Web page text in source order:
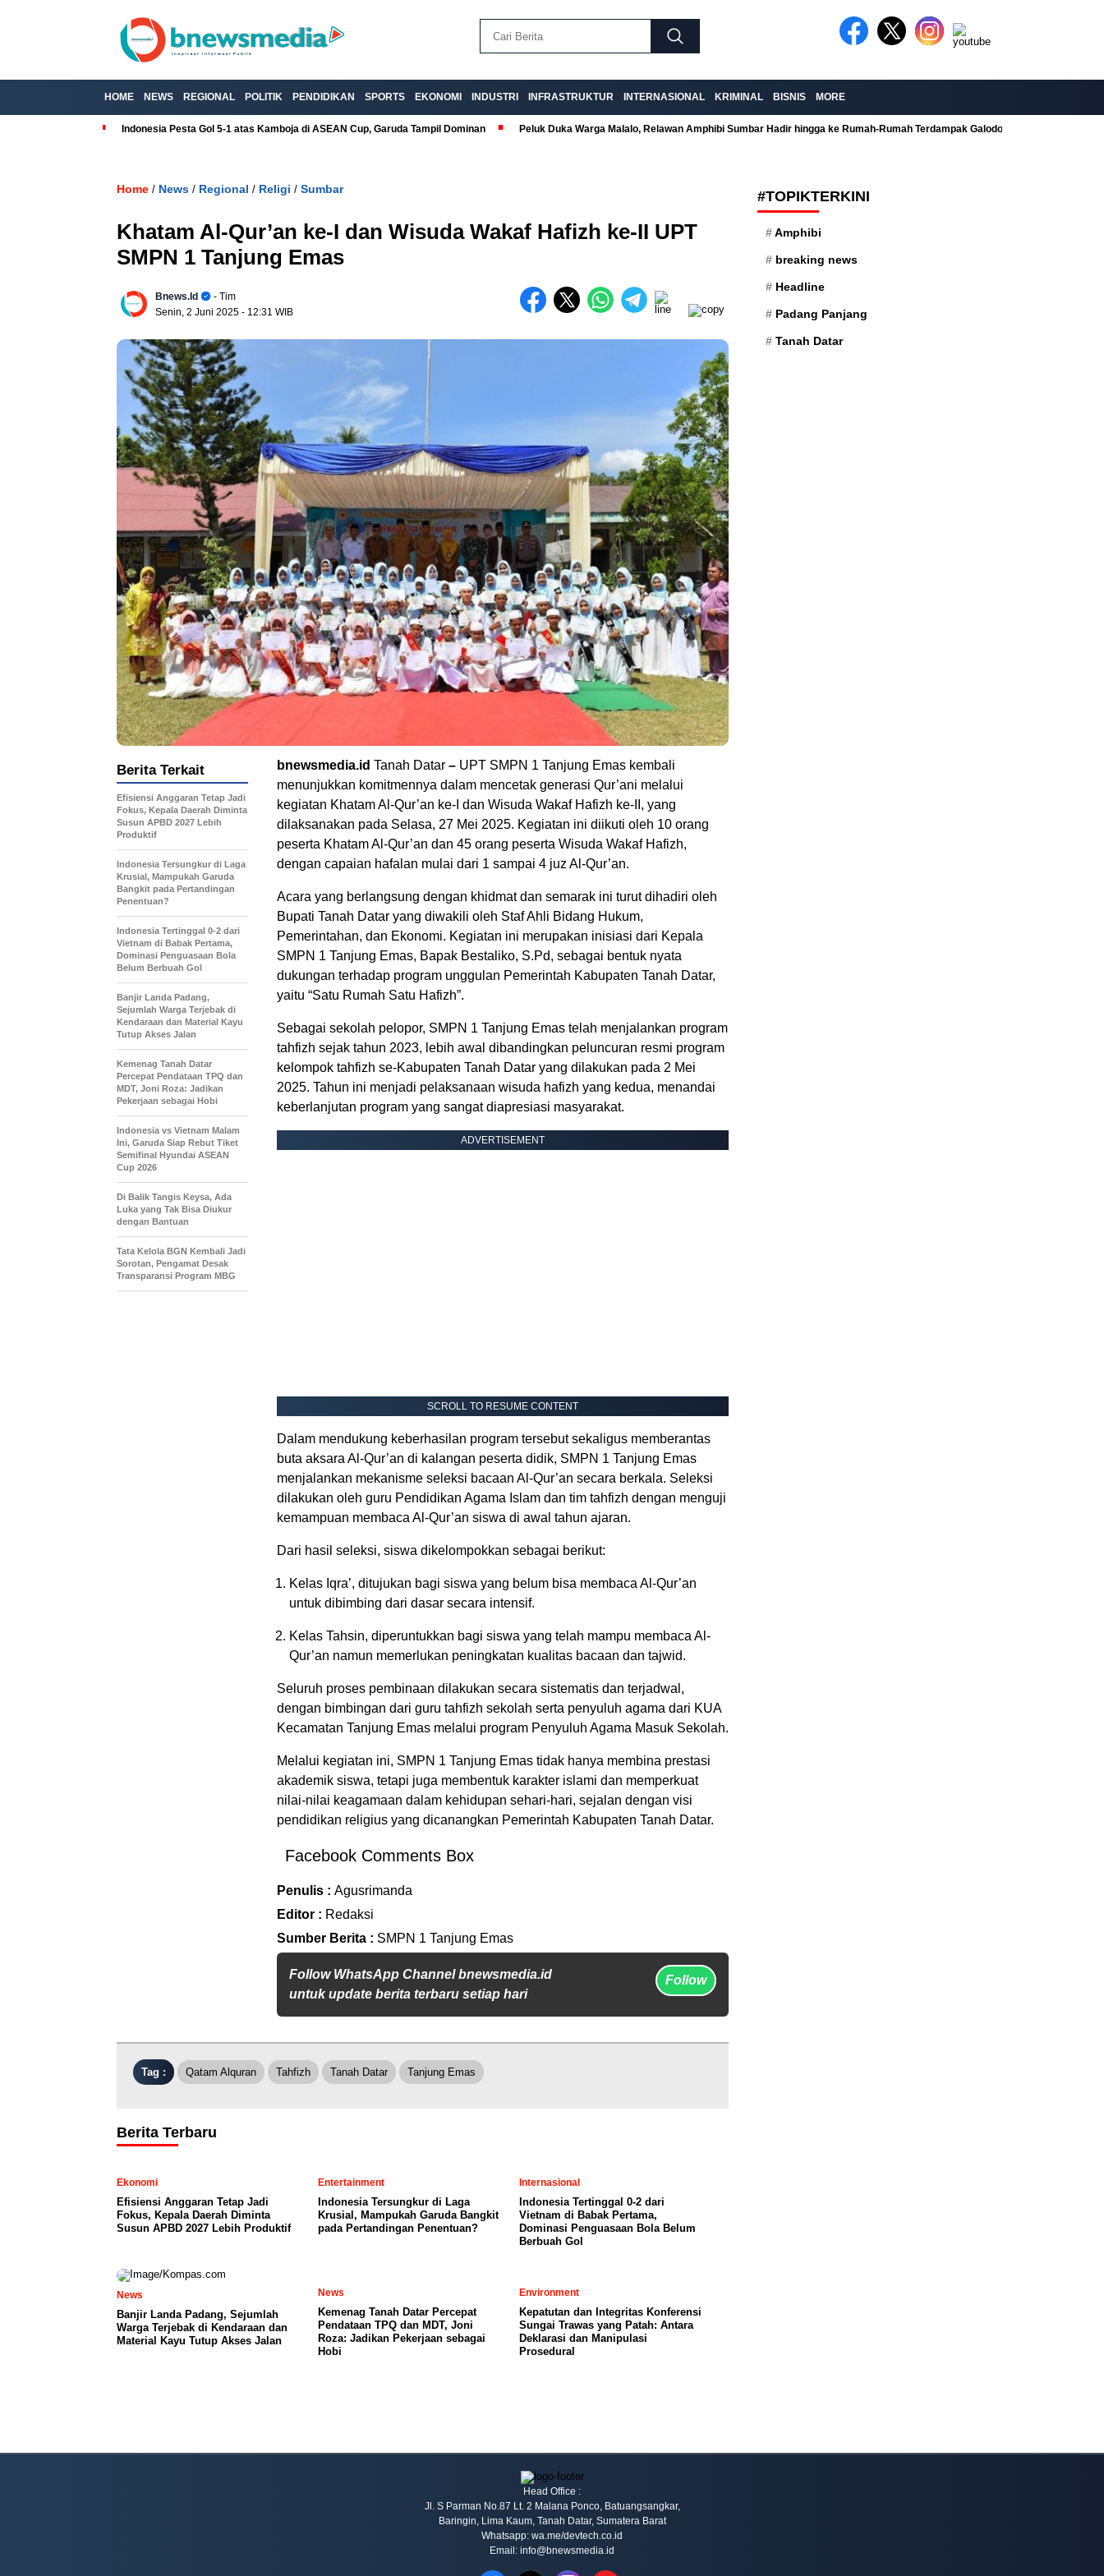
HOME NEWS REGIONAL POLITIK PENDIDIKAN SPORTS EKONOMI INDUSTRI INFRASTRUKTUR INTERNASIONAL KRIMINAL BISNIS MORE
Indonesia Pesta Gol 5-1 atas Kamboja di ASEAN Cup, Garuda Tampil Dominan Peluk Duka Warga Malalo, Relawan Amphibi Sumbar Hadir hingga ke Rumah-Rumah Terdampak Galodo
Home / News / Regional / Religi / Sumbar
Khatam Al-Qur’an ke-I dan Wisuda Wakaf Hafizh ke-II UPT
SMPN 1 Tanjung Emas
Bnews.id
- Tim
Senin, 2 Juni 2025 - 12:31 WIB
bnewsmedia.id Tanah Datar – UPT SMPN 1 Tanjung Emas kembali
menunjukkan komitmennya dalam mencetak generasi Qur’ani melalui
kegiatan Khatam Al-Qur’an ke-I dan Wisuda Wakaf Hafizh ke-II, yang
dilaksanakan pada Selasa, 27 Mei 2025. Kegiatan ini diikuti oleh 10 orang
peserta Khatam Al-Qur’an dan 45 orang peserta Wisuda Wakaf Hafizh,
dengan capaian hafalan mulai dari 1 sampai 4 juz Al-Qur’an.
Acara yang berlangsung dengan khidmat dan semarak ini turut dihadiri oleh
Bupati Tanah Datar yang diwakili oleh Staf Ahli Bidang Hukum,
Pemerintahan, dan Ekonomi. Kegiatan ini merupakan inisiasi dari Kepala
SMPN 1 Tanjung Emas, Bapak Bestaliko, S.Pd, sebagai bentuk nyata
dukungan terhadap program unggulan Pemerintah Kabupaten Tanah Datar,
yaitu “Satu Rumah Satu Hafizh”.
Sebagai sekolah pelopor, SMPN 1 Tanjung Emas telah menjalankan program
tahfizh sejak tahun 2023, lebih awal dibandingkan peluncuran resmi program
kelompok tahfizh se-Kabupaten Tanah Datar yang dilakukan pada 2 Mei
2025. Tahun ini menjadi pelaksanaan wisuda hafizh yang kedua, menandai
keberlanjutan program yang sangat diapresiasi masyarakat.
ADVERTISEMENT
SCROLL TO RESUME CONTENT
Dalam mendukung keberhasilan program tersebut sekaligus memberantas
buta aksara Al-Qur’an di kalangan peserta didik, SMPN 1 Tanjung Emas
menjalankan mekanisme seleksi bacaan Al-Qur’an secara berkala. Seleksi
dilakukan oleh guru Pendidikan Agama Islam dan tim tahfizh dengan menguji
kemampuan membaca Al-Qur’an siswa di awal tahun ajaran.
Dari hasil seleksi, siswa dikelompokkan sebagai berikut:
Kelas Iqra’, ditujukan bagi siswa yang belum bisa membaca Al-Qur’an
untuk dibimbing dari dasar secara intensif.
Kelas Tahsin, diperuntukkan bagi siswa yang telah mampu membaca Al-
Qur’an namun memerlukan peningkatan kualitas bacaan dan tajwid.
Seluruh proses pembinaan dilakukan secara sistematis dan terjadwal,
dengan bimbingan dari guru tahfizh sekolah serta penyuluh agama dari KUA
Kecamatan Tanjung Emas melalui program Penyuluh Agama Masuk Sekolah.
Melalui kegiatan ini, SMPN 1 Tanjung Emas tidak hanya membina prestasi
akademik siswa, tetapi juga membentuk karakter islami dan memperkuat
nilai-nilai keagamaan dalam kehidupan sehari-hari, sejalan dengan visi
pendidikan religius yang dicanangkan Pemerintah Kabupaten Tanah Datar.
Facebook Comments Box
Penulis : Agusrimanda
Editor : Redaksi
Sumber Berita : SMPN 1 Tanjung Emas
Follow WhatsApp Channel bnewsmedia.id
untuk update berita terbaru setiap hari
Follow
Berita Terkait
Efisiensi Anggaran Tetap Jadi
Fokus, Kepala Daerah Diminta
Susun APBD 2027 Lebih
Produktif
Indonesia Tersungkur di Laga
Krusial, Mampukah Garuda
Bangkit pada Pertandingan
Penentuan?
Indonesia Tertinggal 0-2 dari
Vietnam di Babak Pertama,
Dominasi Penguasaan Bola
Belum Berbuah Gol
Banjir Landa Padang,
Sejumlah Warga Terjebak di
Kendaraan dan Material Kayu
Tutup Akses Jalan
Kemenag Tanah Datar
Percepat Pendataan TPQ dan
MDT, Joni Roza: Jadikan
Pekerjaan sebagai Hobi
Indonesia vs Vietnam Malam
Ini, Garuda Siap Rebut Tiket
Semifinal Hyundai ASEAN
Cup 2026
Di Balik Tangis Keysa, Ada
Luka yang Tak Bisa Diukur
dengan Bantuan
Tata Kelola BGN Kembali Jadi
Sorotan, Pengamat Desak
Transparansi Program MBG
Tag : Qatam Alquran Tahfizh Tanah Datar Tanjung Emas
Berita Terbaru
Ekonomi
Efisiensi Anggaran Tetap Jadi
Fokus, Kepala Daerah Diminta
Susun APBD 2027 Lebih Produktif
Entertainment
Indonesia Tersungkur di Laga
Krusial, Mampukah Garuda Bangkit
pada Pertandingan Penentuan?
Internasional
Indonesia Tertinggal 0-2 dari
Vietnam di Babak Pertama,
Dominasi Penguasaan Bola Belum
Berbuah Gol
News
Banjir Landa Padang, Sejumlah
Warga Terjebak di Kendaraan dan
Material Kayu Tutup Akses Jalan
News
Kemenag Tanah Datar Percepat
Pendataan TPQ dan MDT, Joni
Roza: Jadikan Pekerjaan sebagai
Hobi
Environment
Kepatutan dan Integritas Konferensi
Sungai Trawas yang Patah: Antara
Deklarasi dan Manipulasi
Prosedural
#TOPIKTERKINI
Amphibi
breaking news
Headline
Padang Panjang
Tanah Datar
Head Office :
Jl. S Parman No.87 Lt. 2 Malana Ponco, Batuangsangkar,
Baringin, Lima Kaum, Tanah Datar, Sumatera Barat
Whatsapp: wa.me/devtech.co.id
Email: info@bnewsmedia.id